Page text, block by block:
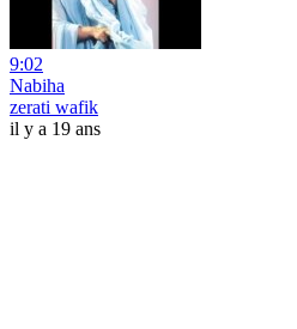
9:02
Nabiha
zerati wafik
il y a 19 ans